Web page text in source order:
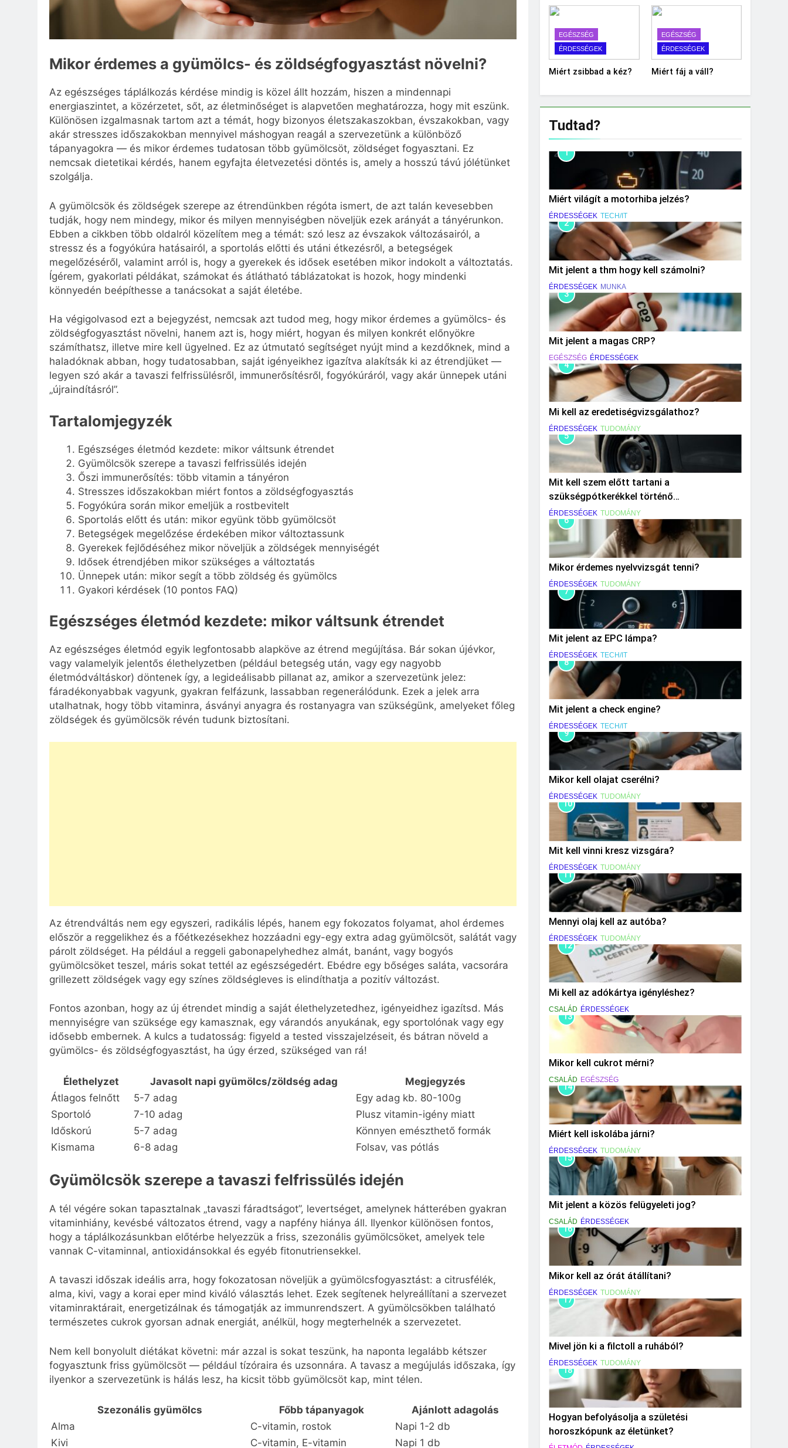
Mikor érdemes a gyümölcs- és zöldségfogyasztást növelni?
Az egészséges táplálkozás kérdése mindig is közel állt hozzám, hiszen a mindennapi
energiaszintet, a közérzetet, sőt, az életminőséget is alapvetően meghatározza, hogy mit eszünk.
Különösen izgalmasnak tartom azt a témát, hogy bizonyos életszakaszokban, évszakokban, vagy
akár stresszes időszakokban mennyivel máshogyan reagál a szervezetünk a különböző
tápanyagokra — és mikor érdemes tudatosan több gyümölcsöt, zöldséget fogyasztani. Ez
nemcsak dietetikai kérdés, hanem egyfajta életvezetési döntés is, amely a hosszú távú jólétünket
szolgálja.
A gyümölcsök és zöldségek szerepe az étrendünkben régóta ismert, de azt talán kevesebben
tudják, hogy nem mindegy, mikor és milyen mennyiségben növeljük ezek arányát a tányérunkon.
Ebben a cikkben több oldalról közelítem meg a témát: szó lesz az évszakok változásairól, a
stressz és a fogyókúra hatásairól, a sportolás előtti és utáni étkezésről, a betegségek
megelőzéséről, valamint arról is, hogy a gyerekek és idősek esetében mikor indokolt a változtatás.
Ígérem, gyakorlati példákat, számokat és átlátható táblázatokat is hozok, hogy mindenki
könnyedén beépíthesse a tanácsokat a saját életébe.
Ha végigolvasod ezt a bejegyzést, nemcsak azt tudod meg, hogy mikor érdemes a gyümölcs- és
zöldségfogyasztást növelni, hanem azt is, hogy miért, hogyan és milyen konkrét előnyökre
számíthatsz, illetve mire kell ügyelned. Ez az útmutató segítséget nyújt mind a kezdőknek, mind a
haladóknak abban, hogy tudatosabban, saját igényeikhez igazítva alakítsák ki az étrendjüket —
legyen szó akár a tavaszi felfrissülésről, immunerősítésről, fogyókúráról, vagy akár ünnepek utáni
„újraindításról”.
Tartalomjegyzék
Egészséges életmód kezdete: mikor váltsunk étrendet
Gyümölcsök szerepe a tavaszi felfrissülés idején
Őszi immunerősítés: több vitamin a tányéron
Stresszes időszakokban miért fontos a zöldségfogyasztás
Fogyókúra során mikor emeljük a rostbevitelt
Sportolás előtt és után: mikor együnk több gyümölcsöt
Betegségek megelőzése érdekében mikor változtassunk
Gyerekek fejlődéséhez mikor növeljük a zöldségek mennyiségét
Idősek étrendjében mikor szükséges a változtatás
Ünnepek után: mikor segít a több zöldség és gyümölcs
Gyakori kérdések (10 pontos FAQ)
Egészséges életmód kezdete: mikor váltsunk étrendet
Az egészséges életmód egyik legfontosabb alapköve az étrend megújítása. Bár sokan újévkor,
vagy valamelyik jelentős élethelyzetben (például betegség után, vagy egy nagyobb
életmódváltáskor) döntenek így, a legideálisabb pillanat az, amikor a szervezetünk jelez:
fáradékonyabbak vagyunk, gyakran felfázunk, lassabban regenerálódunk. Ezek a jelek arra
utalhatnak, hogy több vitaminra, ásványi anyagra és rostanyagra van szükségünk, amelyeket főleg
zöldségek és gyümölcsök révén tudunk biztosítani.
Az étrendváltás nem egy egyszeri, radikális lépés, hanem egy fokozatos folyamat, ahol érdemes
először a reggelikhez és a főétkezésekhez hozzáadni egy-egy extra adag gyümölcsöt, salátát vagy
párolt zöldséget. Ha például a reggeli gabonapelyhedhez almát, banánt, vagy bogyós
gyümölcsöket teszel, máris sokat tettél az egészségedért. Ebédre egy bőséges saláta, vacsorára
grillezett zöldségek vagy egy színes zöldségleves is elindíthatja a pozitív változást.
Fontos azonban, hogy az új étrendet mindig a saját élethelyzetedhez, igényeidhez igazítsd. Más
mennyiségre van szüksége egy kamasznak, egy várandós anyukának, egy sportolónak vagy egy
idősebb embernek. A kulcs a tudatosság: figyeld a tested visszajelzéseit, és bátran növeld a
gyümölcs- és zöldségfogyasztást, ha úgy érzed, szükséged van rá!
Élethelyzet Javasolt napi gyümölcs/zöldség adag
Megjegyzés
Átlagos felnőtt
5-7 adag
Egy adag kb. 80-100g
Sportoló
7-10 adag
Plusz vitamin-igény miatt
Időskorú
5-7 adag
Könnyen emészthető formák
Kismama
6-8 adag Folsav, vas pótlás
Gyümölcsök szerepe a tavaszi felfrissülés idején
A tél végére sokan tapasztalnak „tavaszi fáradtságot”, levertséget, amelynek hátterében gyakran
vitaminhiány, kevésbé változatos étrend, vagy a napfény hiánya áll. Ilyenkor különösen fontos,
hogy a táplálkozásunkban előtérbe helyezzük a friss, szezonális gyümölcsöket, amelyek tele
vannak C-vitaminnal, antioxidánsokkal és egyéb fitonutriensekkel.
A tavaszi időszak ideális arra, hogy fokozatosan növeljük a gyümölcsfogyasztást: a citrusfélék,
alma, kivi, vagy a korai eper mind kiváló választás lehet. Ezek segítenek helyreállítani a szervezet
vitaminraktárait, energetizálnak és támogatják az immunrendszert. A gyümölcsökben található
természetes cukrok gyorsan adnak energiát, anélkül, hogy megterhelnék a szervezetet.
Nem kell bonyolult diétákat követni: már azzal is sokat teszünk, ha naponta legalább kétszer
fogyasztunk friss gyümölcsöt — például tízóraira és uzsonnára. A tavasz a megújulás időszaka, így
ilyenkor a szervezetünk is hálás lesz, ha kicsit több gyümölcsöt kap, mint télen.
Szezonális gyümölcs Főbb tápanyagok
Ajánlott adagolás
Alma
C-vitamin, rostok
Napi 1-2 db
Kivi
C-vitamin, E-vitamin Napi 1 db
EGÉSZSÉG
ÉRDESSÉGEK
Miért zsibbad a kéz?
EGÉSZSÉG
ÉRDESSÉGEK
Miért fáj a váll?
Tudtad?
1
Miért világít a motorhiba jelzés?
ÉRDESSÉGEK TECH/IT
2
Mit jelent a thm hogy kell számolni?
ÉRDESSÉGEK MUNKA
3
Mit jelent a magas CRP?
EGÉSZSÉG ÉRDESSÉGEK
4
Mi kell az eredetiségvizsgálathoz?
ÉRDESSÉGEK TUDOMÁNY
5
Mit kell szem előtt tartani a
szükségpótkerékkel történő
közlekedéskor?
ÉRDESSÉGEK TUDOMÁNY
6
Mikor érdemes nyelvvizsgát tenni?
ÉRDESSÉGEK TUDOMÁNY
7
Mit jelent az EPC lámpa?
ÉRDESSÉGEK TECH/IT
8
Mit jelent a check engine?
ÉRDESSÉGEK TECH/IT
9
Mikor kell olajat cserélni?
ÉRDESSÉGEK TUDOMÁNY
10
Mit kell vinni kresz vizsgára?
ÉRDESSÉGEK TUDOMÁNY
11
Mennyi olaj kell az autóba?
ÉRDESSÉGEK TUDOMÁNY
12
Mi kell az adókártya igényléshez?
CSALÁD ÉRDESSÉGEK
13
Mikor kell cukrot mérni?
CSALÁD EGÉSZSÉG
14
Miért kell iskolába járni?
ÉRDESSÉGEK TUDOMÁNY
15
Mit jelent a közös felügyeleti jog?
CSALÁD ÉRDESSÉGEK
16
Mikor kell az órát átállítani?
ÉRDESSÉGEK TUDOMÁNY
17
Mivel jön ki a filctoll a ruhából?
ÉRDESSÉGEK TUDOMÁNY
18
Hogyan befolyásolja a születési
horoszkópunk az életünket?